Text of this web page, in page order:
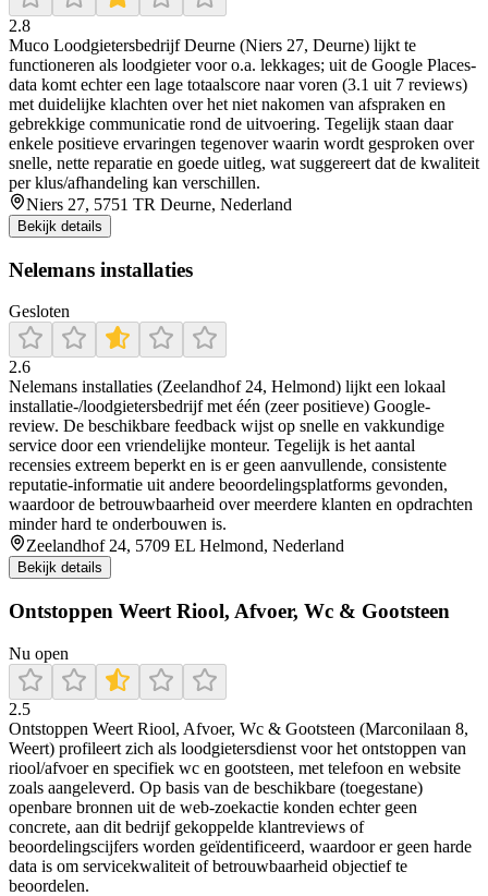
2.8
Muco Loodgietersbedrijf Deurne (Niers 27, Deurne) lijkt te
functioneren als loodgieter voor o.a. lekkages; uit de Google Places-
data komt echter een lage totaalscore naar voren (3.1 uit 7 reviews)
met duidelijke klachten over het niet nakomen van afspraken en
gebrekkige communicatie rond de uitvoering. Tegelijk staan daar
enkele positieve ervaringen tegenover waarin wordt gesproken over
snelle, nette reparatie en goede uitleg, wat suggereert dat de kwaliteit
per klus/afhandeling kan verschillen.
Niers 27, 5751 TR Deurne, Nederland
Bekijk details
Nelemans installaties
Gesloten
2.6
Nelemans installaties (Zeelandhof 24, Helmond) lijkt een lokaal
installatie-/loodgietersbedrijf met één (zeer positieve) Google-
review. De beschikbare feedback wijst op snelle en vakkundige
service door een vriendelijke monteur. Tegelijk is het aantal
recensies extreem beperkt en is er geen aanvullende, consistente
reputatie-informatie uit andere beoordelingsplatforms gevonden,
waardoor de betrouwbaarheid over meerdere klanten en opdrachten
minder hard te onderbouwen is.
Zeelandhof 24, 5709 EL Helmond, Nederland
Bekijk details
Ontstoppen Weert Riool, Afvoer, Wc & Gootsteen
Nu open
2.5
Ontstoppen Weert Riool, Afvoer, Wc & Gootsteen (Marconilaan 8,
Weert) profileert zich als loodgietersdienst voor het ontstoppen van
riool/afvoer en specifiek wc en gootsteen, met telefoon en website
zoals aangeleverd. Op basis van de beschikbare (toegestane)
openbare bronnen uit de web-zoekactie konden echter geen
concrete, aan dit bedrijf gekoppelde klantreviews of
beoordelingscijfers worden geïdentificeerd, waardoor er geen harde
data is om servicekwaliteit of betrouwbaarheid objectief te
beoordelen.